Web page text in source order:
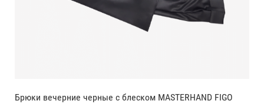
Брюки вечерние черные с блеском MASTERHAND FIGO